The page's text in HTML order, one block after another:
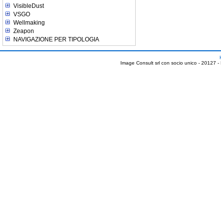
VisibleDust
VSGO
Wellmaking
Zeapon
NAVIGAZIONE PER TIPOLOGIA
Image Consult srl con socio unico - 20127